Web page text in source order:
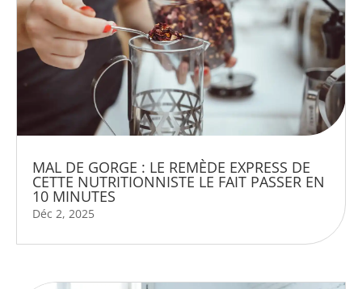
MAL DE GORGE : LE REMÈDE EXPRESS DE
CETTE NUTRITIONNISTE LE FAIT PASSER EN
10 MINUTES
Déc 2, 2025